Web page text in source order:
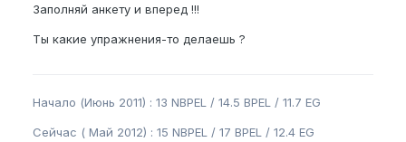
Заполняй анкету и вперед !!!
Ты какие упражнения-то делаешь ?
Начало (Июнь 2011) : 13 NBPEL / 14.5 BPEL / 11.7 EG
Сейчас ( Май 2012) : 15 NBPEL / 17 BPEL / 12.4 EG